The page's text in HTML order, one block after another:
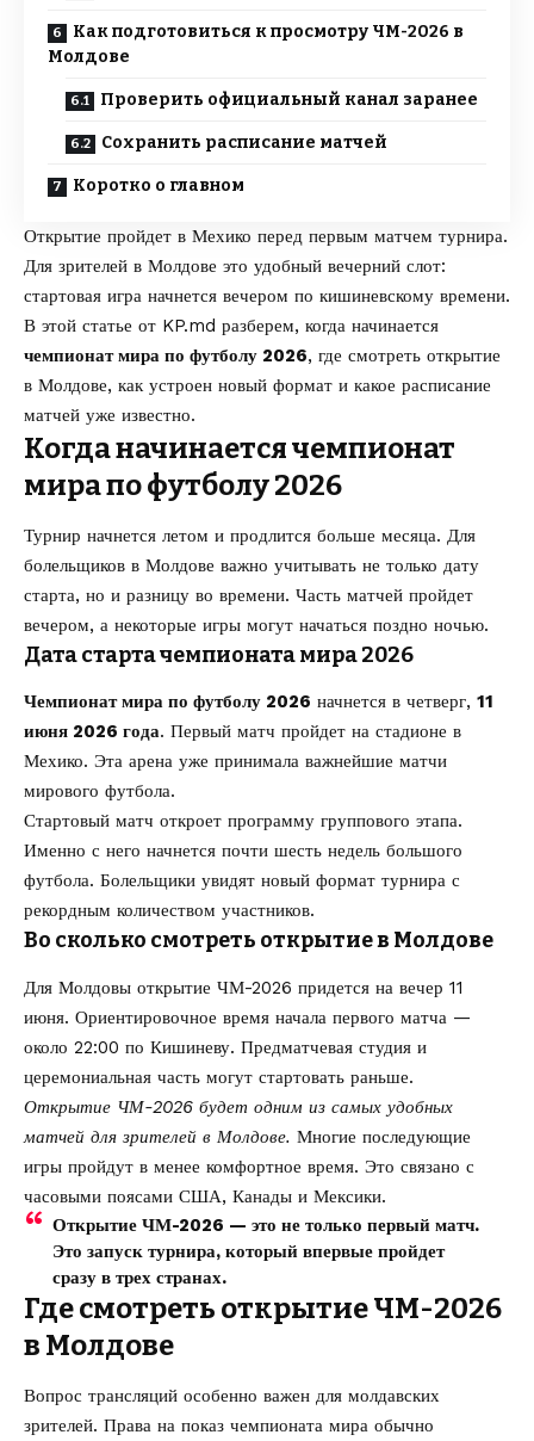
Как подготовиться к просмотру ЧМ-2026 в
Молдове
Проверить официальный канал заранее
Сохранить расписание матчей
Коротко о главном
Открытие пройдет в Мехико перед первым матчем турнира.
Для зрителей в Молдове это удобный вечерний слот:
стартовая игра начнется вечером по кишиневскому времени.
В этой статье от KP.md разберем, когда начинается
чемпионат мира по футболу 2026, где смотреть открытие
в Молдове, как устроен новый формат и какое расписание
матчей уже известно.
Когда начинается чемпионат
мира по футболу 2026
Турнир начнется летом и продлится больше месяца. Для
болельщиков в Молдове важно учитывать не только дату
старта, но и разницу во времени. Часть матчей пройдет
вечером, а некоторые игры могут начаться поздно ночью.
Дата старта чемпионата мира 2026
Чемпионат мира по футболу 2026 начнется в четверг, 11
июня 2026 года. Первый матч пройдет на стадионе в
Мехико. Эта арена уже принимала важнейшие матчи
мирового футбола.
Стартовый матч откроет программу группового этапа.
Именно с него начнется почти шесть недель большого
футбола. Болельщики увидят новый формат турнира с
рекордным количеством участников.
Во сколько смотреть открытие в Молдове
Для Молдовы открытие ЧМ-2026 придется на вечер 11
июня. Ориентировочное время начала первого матча —
около 22:00 по Кишиневу. Предматчевая студия и
церемониальная часть могут стартовать раньше.
Открытие ЧМ-2026 будет одним из самых удобных
матчей для зрителей в Молдове. Многие последующие
игры пройдут в менее комфортное время. Это связано с
часовыми поясами США, Канады и Мексики.
Открытие ЧМ-2026 — это не только первый матч.
Это запуск турнира, который впервые пройдет
сразу в трех странах.
Где смотреть открытие ЧМ-2026
в Молдове
Вопрос трансляций особенно важен для молдавских
зрителей. Права на показ чемпионата мира обычно